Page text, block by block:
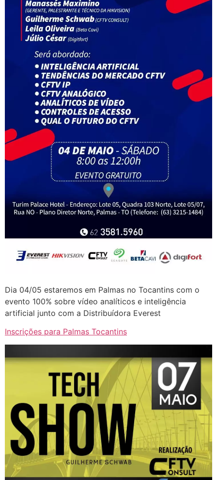
Dia 04/05 estaremos em Palmas no Tocantins com o
evento 100% sobre vídeo analíticos e inteligência
artificial junto com a Distribuídora Everest
Inscrições para Palmas Tocantins